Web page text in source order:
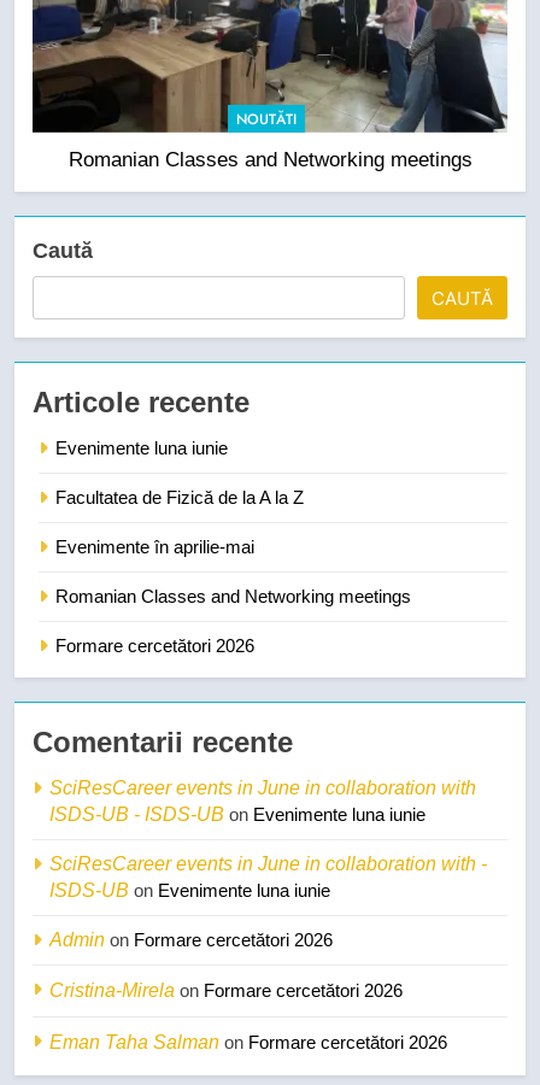
NOUTĂTI
Romanian Classes and Networking meetings
Caută
CAUTĂ
Articole recente
Evenimente luna iunie
Facultatea de Fizică de la A la Z
Evenimente în aprilie-mai
Romanian Classes and Networking meetings
Formare cercetători 2026
Comentarii recente
SciResCareer events in June in collaboration with
ISDS-UB - ISDS-UB on Evenimente luna iunie
SciResCareer events in June in collaboration with -
ISDS-UB on Evenimente luna iunie
Admin on Formare cercetători 2026
Cristina-Mirela on Formare cercetători 2026
Eman Taha Salman on Formare cercetători 2026